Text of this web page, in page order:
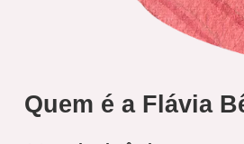
Quem é a Flávia